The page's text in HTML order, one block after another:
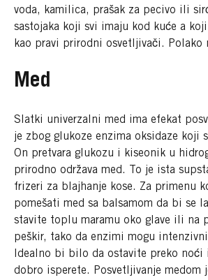
voda, kamilica, prašak za pecivo ili
sastojaka koji svi imaju kod kuće a
kao pravi prirodni osvetljivači. Polako
Med
Slatki univerzalni med ima efekat
je zbog glukoze enzima oksidaze koji
On pretvara glukozu i kiseonik u
prirodno održava med. To je ista
frizeri za blajhanje kose. Za primenu
pomešati med sa balsamom da bi se
stavite toplu maramu oko glave ili na
peškir, tako da enzimi mogu
Idealno bi bilo da ostavite preko noći
dobro isperete. Posvetljivanje medom